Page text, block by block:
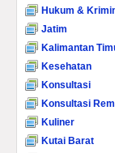
Hukum &
Jatim
Kalimantan
Kesehatan
Konsultasi
Konsultasi
Kuliner
Kutai Barat